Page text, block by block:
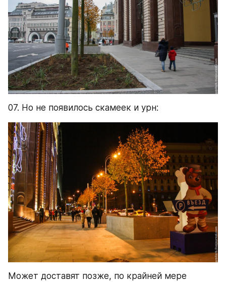
07. Но не появилось скамеек и урн:
Может доставят позже, по крайней мере